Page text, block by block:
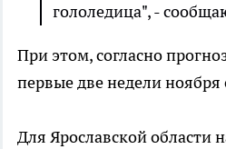
гололедица", -
При этом, согласно
первые две недели
Для Ярославской области